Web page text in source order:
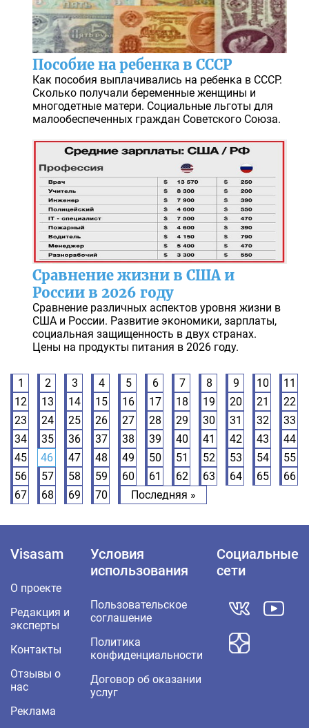
Пособие на ребенка в СССР
Как пособия выплачивались на ребенка в СССР.
Сколько получали беременные женщины и
многодетные матери. Социальные льготы для
малообеспеченных граждан Советского Союза.
Сравнение жизни в США и
России в 2026 году
Сравнение различных аспектов уровня жизни в
США и России. Развитие экономики, зарплаты,
социальная защищенность в двух странах.
Цены на продукты питания в 2026 году.
1 2 3 4 5 6 7 8 9 10
11
12
13 14 15 16 17 18 19 20 21
22
23
24 25 26 27 28 29 30 31 32
33
34
35 36 37 38 39 40 41 42 43
44
45
46 47 48 49 50 51 52 53 54
55
56
57 58 59 60 61 62 63 64 65
66
67
68 69 70 Последняя »
Visasam
О проекте
Редакция и
эксперты
Контакты
Отзывы о
нас
Реклама
Условия
использования
Пользовательское
соглашение
Политика
конфиденциальности
Договор об оказании
услуг
Социальные
сети